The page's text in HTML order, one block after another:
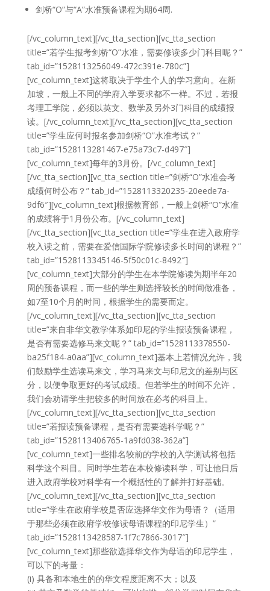
剑桥“O”与“A”水准预备课程为期64周.
[/vc_column_text][/vc_tta_section][vc_tta_section
title=”若学生报考剑桥“O”水准，需要修读多少门科目呢？”
tab_id=”1528113256049-472c391e-780c”]
[vc_column_text]这将取决于学生个人的学习意向。在新
加坡，一般上不同的学府入学要求都不一样。不过，若报
考理工学院，必须以英文、数学及另外3门科目的成绩报
读。[/vc_column_text][/vc_tta_section][vc_tta_section
title=”学生应何时报名参加剑桥“O”水准考试？”
tab_id=”1528113281467-e75a73c7-d497″]
[vc_column_text]每年的3月份。[/vc_column_text]
[/vc_tta_section][vc_tta_section title=”剑桥“O”水准会考
成绩何时公布？” tab_id=”1528113320235-20eede7a-
9df6″][vc_column_text]根据教育部，一般上剑桥“O”水准
的成绩将于1月份公布。[/vc_column_text]
[/vc_tta_section][vc_tta_section title=”学生在进入政府学
校入读之前，需要在爱信国际学院修读多长时间的课程？”
tab_id=”1528113345146-5f50c01c-8492″]
[vc_column_text]大部分的学生在本学院修读为期半年20
周的预备课程，而一些的学生则选择较长的时间做准备，
如7至10个月的时间，根据学生的需要而定。
[/vc_column_text][/vc_tta_section][vc_tta_section
title=”来自非华文教学体系如印尼的学生报读预备课程，
是否有需要选修马来文呢？” tab_id=”1528113378550-
ba25f184-a0aa”][vc_column_text]基本上若情况允许，我
们鼓励学生选读马来文，学习马来文与印尼文的差别与区
分，以便争取更好的考试成绩。但若学生的时间不允许，
我们会劝请学生把较多的时间放在必考的科目上。
[/vc_column_text][/vc_tta_section][vc_tta_section
title=”若报读预备课程，是否有需要选科学呢？”
tab_id=”1528113406765-1a9fd038-362a”]
[vc_column_text]一些排名较前的学校的入学测试将包括
科学这个科目。同时学生若在本校修读科学，可让他日后
进入政府学校对科学有一个概括性的了解并打好基础。
[/vc_column_text][/vc_tta_section][vc_tta_section
title=”学生在政府学校是否应选择华文作为母语？（适用
于那些必须在政府学校修读母语课程的印尼学生）”
tab_id=”1528113428587-1f7c7866-3017″]
[vc_column_text]那些欲选择华文作为母语的印尼学生，
可以下的考量：
(i) 具备和本地生的的华文程度距离不大；以及